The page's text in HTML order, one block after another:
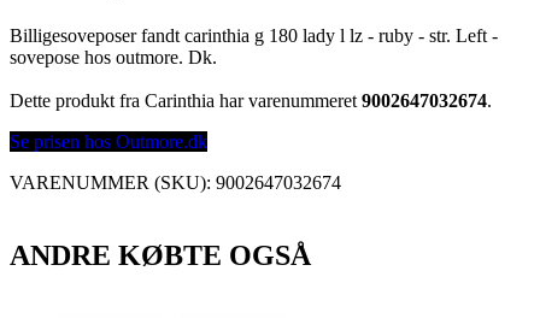
Billigesoveposer fandt carinthia g 180 lady l lz - ruby - str. Left -
sovepose hos outmore. Dk.
Dette produkt fra Carinthia har varenummeret 9002647032674.
Se prisen hos Outmore.dk
VARENUMMER (SKU): 9002647032674
ANDRE KØBTE OGSÅ